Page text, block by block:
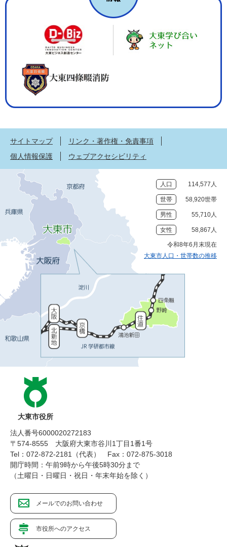
サイトマップ
リンク・著作権・免責事項
個人情報保護
ウェブアクセシビリティ
人口 114,577人
世帯 58,920世帯
男性 55,710人
女性 58,867人
令和8年6月末現在
大東市人口・世帯数の推移
大東市役所
法人番号6000020272183
〒574-8555 大阪府大東市谷川1丁目1番1号
Tel：072-872-2181（代表）
Fax：072-875-3018
開庁時間：午前9時から午後5時30分まで
（土曜日・日曜日・祝日・年末年始を除く）
メールでのお問い合わせ
市役所へのアクセス